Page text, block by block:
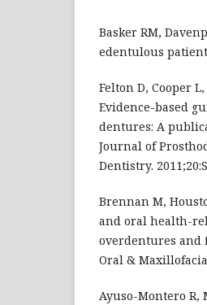
Basker RM,
edentulous
Felton D, Cooper
Evidence-based
dentures: A
Journal of
Dentistry.
Brennan M,
and oral health-
overdentures and
Oral &
Ayuso-Montero R,